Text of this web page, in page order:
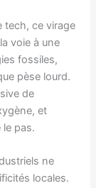
tech, ce virage
voie à une
fossiles,
pèse lourd.
de
et
le pas.
ne
locales.